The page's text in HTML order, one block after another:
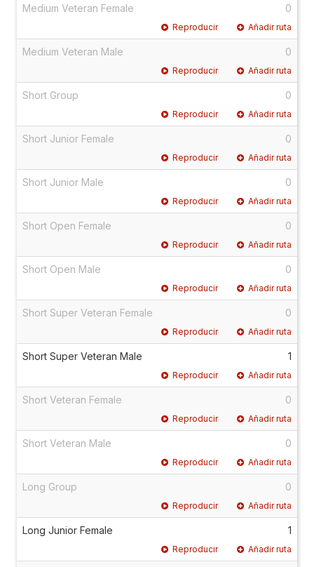
Medium Veteran Female 0
Reproducir Añadir ruta
Medium Veteran Male 0
Reproducir Añadir ruta
Short Group 0
Reproducir Añadir ruta
Short Junior Female 0
Reproducir Añadir ruta
Short Junior Male 0
Reproducir Añadir ruta
Short Open Female 0
Reproducir Añadir ruta
Short Open Male 0
Reproducir Añadir ruta
Short Super Veteran Female 0
Reproducir Añadir ruta
Short Super Veteran Male 1
Reproducir Añadir ruta
Short Veteran Female 0
Reproducir Añadir ruta
Short Veteran Male 0
Reproducir Añadir ruta
Long Group 0
Reproducir Añadir ruta
Long Junior Female 1
Reproducir Añadir ruta